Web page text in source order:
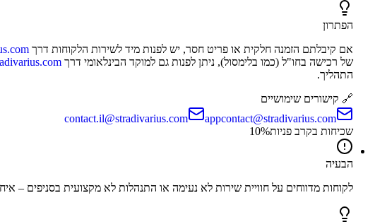
הפתרון
אם קיבלתם הזמנה חלקית או פריט חסר, יש לפנות מיד לשירות הלקוחות דרך
של רכישה בחו"ל (כמו בלימסול), ניתן לפנות גם למוקד הבינלאומי דרך
התהליך.
🔗 קישורים שימושיים
contact.il@stradivarius.com
appcontact@stradivarius.com
שכיחות בקרב פניות
10%
הבעיה
לקוחות מדווחים על חוויית שירות לא נעימה או התנהלות לא מקצועית בסניפים –